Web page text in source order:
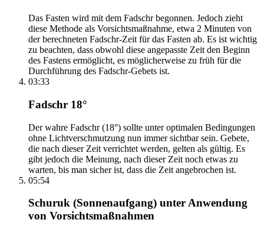
Das Fasten wird mit dem Fadschr begonnen. Jedoch zieht
diese Methode als Vorsichtsmaßnahme, etwa 2 Minuten von
der berechneten Fadschr-Zeit für das Fasten ab. Es ist wichtig
zu beachten, dass obwohl diese angepasste Zeit den Beginn
des Fastens ermöglicht, es möglicherweise zu früh für die
Durchführung des Fadschr-Gebets ist.
03:33
Fadschr 18°
Der wahre Fadschr (18°) sollte unter optimalen Bedingungen
ohne Lichtverschmutzung nun immer sichtbar sein. Gebete,
die nach dieser Zeit verrichtet werden, gelten als gültig. Es
gibt jedoch die Meinung, nach dieser Zeit noch etwas zu
warten, bis man sicher ist, dass die Zeit angebrochen ist.
05:54
Schuruk (Sonnenaufgang) unter Anwendung
von Vorsichtsmaßnahmen